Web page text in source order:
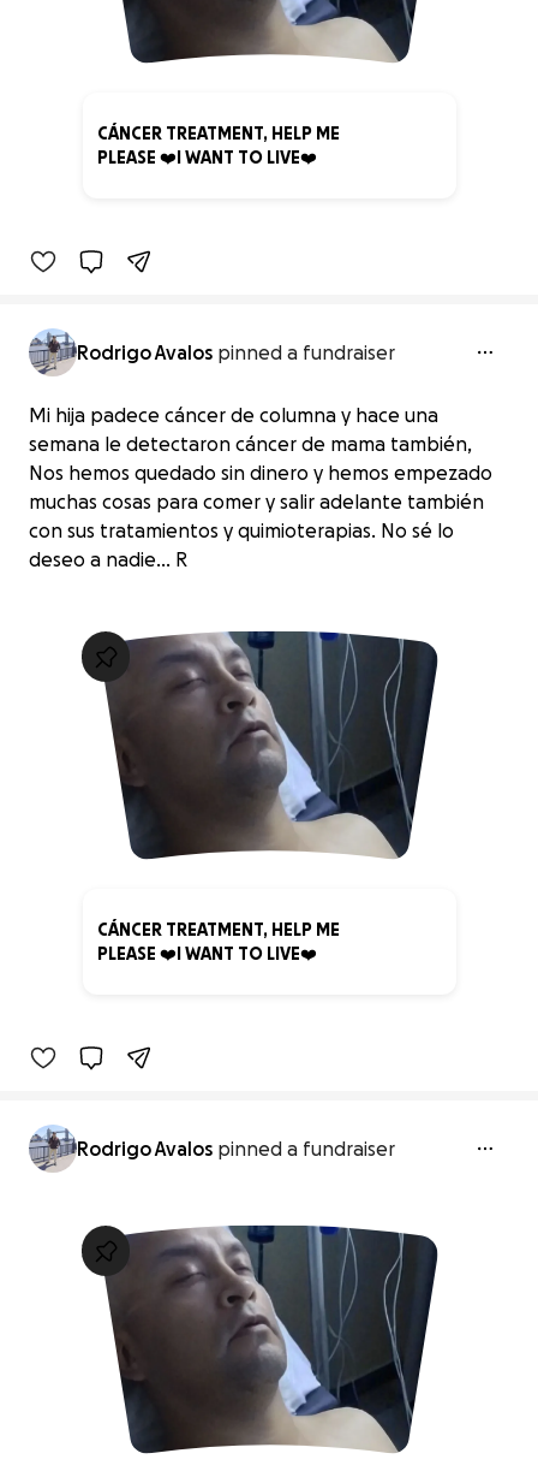
CÁNCER TREATMENT, HELP ME
PLEASE ❤️I WANT TO LIVE❤️
Rodrigo Avalos pinned a fundraiser
Mi hija padece cáncer de columna y hace una
semana le detectaron cáncer de mama también,
Nos hemos quedado sin dinero y hemos empezado
muchas cosas para comer y salir adelante también
con sus tratamientos y quimioterapias. No sé lo
deseo a nadie... R
CÁNCER TREATMENT, HELP ME
PLEASE ❤️I WANT TO LIVE❤️
Rodrigo Avalos pinned a fundraiser